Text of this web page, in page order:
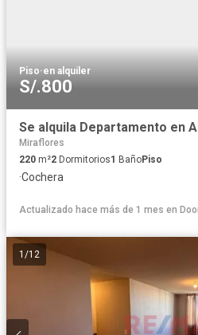
Piso·en alquiler
S/.800
Se alquila Departamento en
Miraflores
220 m²2 Dormitorios1 BañoPiso
·Cochera
Actualizado hace más de 1 mes en
1 /12